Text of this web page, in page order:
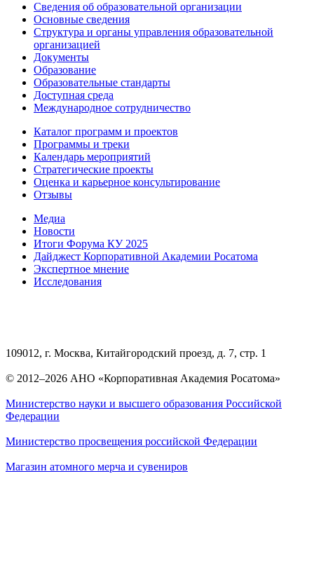
Сведения об образовательной организации
Основные сведения
Структура и органы управления образовательной
организацией
Документы
Образование
Образовательные стандарты
Доступная среда
Международное сотрудничество
Каталог программ и проектов
Программы и треки
Календарь мероприятий
Стратегические проекты
Оценка и карьерное консультирование
Отзывы
Медиа
Новости
Итоги Форума КУ 2025
Дайджест Корпоративной Академии Росатома
Экспертное мнение
Исследования
109012, г. Москва, Китайгородский проезд, д. 7, стр. 1
© 2012–2026 АНО «Корпоративная Академия Росатома»
Министерство науки и высшего образования Российской
Федерации
Министерство просвещения российской Федерации
Магазин атомного мерча и сувениров